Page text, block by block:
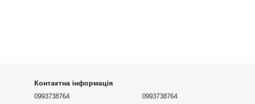
Контактна інформація
0993738764 0993738764